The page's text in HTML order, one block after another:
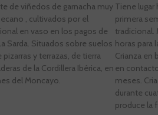
de viñedos de garnacha muy
, cultivados por el
en vaso en los pagos de
Sarda. Situados sobre suelos
pizarras y terrazas, de tierra
de la Cordillera Ibérica, en
del Moncayo.
Tiene
primera
tradicional.
horas para
Crianza en
en
meses.
durante
produce la